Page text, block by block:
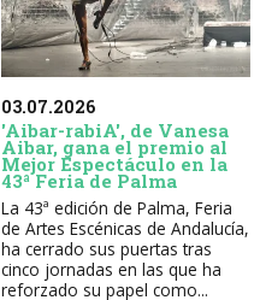
03.07.2026
'Aibar-rabiA', de Vanesa
Aibar, gana el premio al
Mejor Espectáculo en la
43ª Feria de Palma
La 43ª edición de Palma, Feria
de Artes Escénicas de Andalucía,
ha cerrado sus puertas tras
cinco jornadas en las que ha
reforzado su papel como...